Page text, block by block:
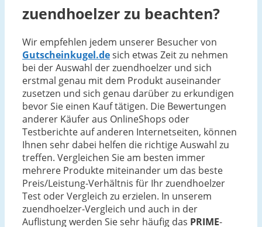
zuendhoelzer zu beachten?
Wir empfehlen jedem unserer Besucher von
Gutscheinkugel.desich etwas Zeit zu nehmen
bei der Auswahl der zuendhoelzer und sich
erstmal genau mit dem Produkt auseinander
zusetzen und sich genau darüber zu erkundigen
bevor Sie einen Kauf tätigen. Die Bewertungen
anderer Käufer aus OnlineShops oder
Testberichte auf anderen Internetseiten, können
Ihnen sehr dabei helfen die richtige Auswahl zu
treffen. Vergleichen Sie am besten immer
mehrere Produkte miteinander um das beste
Preis/Leistung-Verhältnis für Ihr zuendhoelzer
Test oder Vergleich zu erzielen. In unserem
zuendhoelzer-Vergleich und auch in der
Auflistung werden Sie sehr häufig das PRIME-